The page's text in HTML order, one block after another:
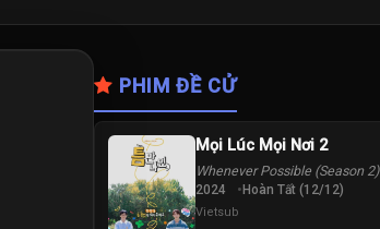
PHIM ĐỀ CỬ
Mọi Lúc Mọi Nơi 2
Whenever Possible (Season 2)
2024 Hoàn Tất (12/12)
Vietsub